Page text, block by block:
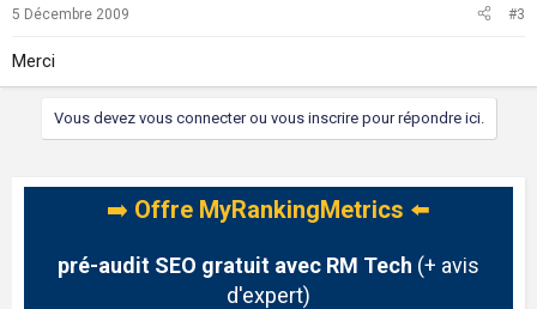
5 Décembre 2009 #3
Merci
Vous devez vous connecter ou vous inscrire pour répondre ici.
➡️ Offre MyRankingMetrics ⬅️
pré-audit SEO gratuit avec RM Tech (+ avis
d'expert)